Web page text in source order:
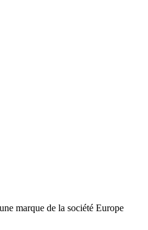
marque de la société Europe